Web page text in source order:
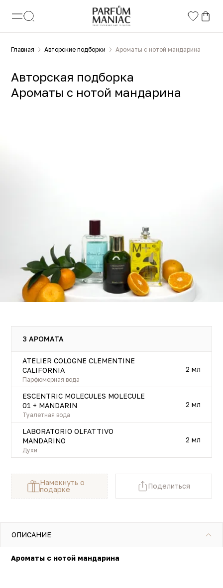
Главная Авторские подборки Ароматы с нотой мандарина
Авторская подборка
Ароматы с нотой мандарина
3 АРОМАТА
ATELIER COLOGNE CLEMENTINE
CALIFORNIA
Парфюмерная вода
2 мл
ESCENTRIC MOLECULES MOLECULE
01 + MANDARIN
Туалетная вода
2 мл
LABORATORIO OLFATTIVO
MANDARINO
Духи
2 мл
Намекнуть о
подарке
Поделиться
ОПИСАНИЕ
Ароматы с нотой мандарина